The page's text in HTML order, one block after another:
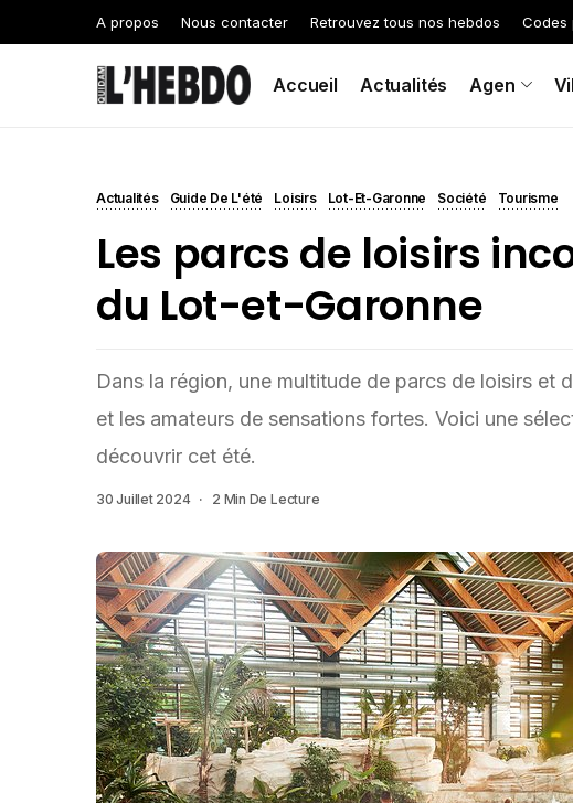
A propos Nous contacter Retrouvez tous nos hebdos Codes
Accueil Actualités Agen
Actualités Guide De L'été Loisirs Lot-Et-Garonne Société Tourisme
Les parcs de loisirs
du Lot-et-Garonne
Dans la région, une multitude de parcs de loisirs et
et les amateurs de sensations fortes. Voici une
découvrir cet été.
30 Juillet 2024 2 Min De Lecture